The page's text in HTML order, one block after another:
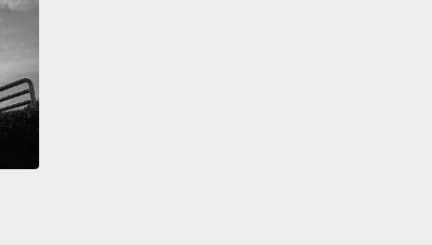
League MVP in 2008.
得分王的頭銜，2007 年蟬聯得分王寶座，然
得年度 MVP。
guys. These are my brothers. And we have